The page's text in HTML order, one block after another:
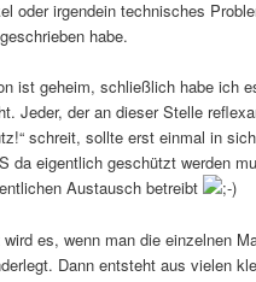
oder irgendein technisches
habe.
ist geheim, schließlich habe ich
Jeder, der an dieser Stelle
schreit, sollte erst einmal in
da eigentlich geschützt werden
Austausch betreibt
es, wenn man die einzelnen
Dann entsteht aus vielen